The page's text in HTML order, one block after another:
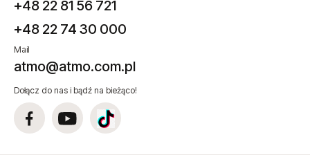
+48 22 81 56 721
+48 22 74 30 000
Mail
atmo@atmo.com.pl
Dołącz do nas i bądź na bieżąco!